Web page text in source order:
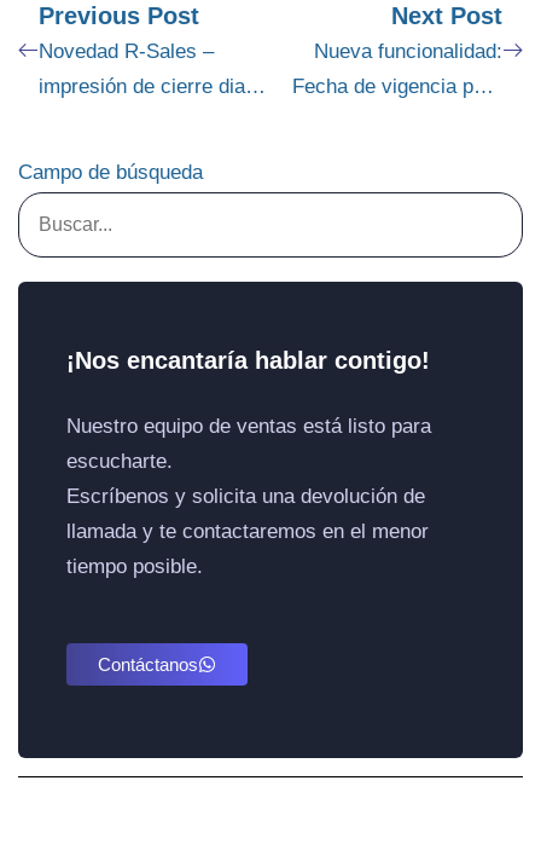
Previous Post
Novedad R-Sales –
impresión de cierre diario
Next Post
Nueva funcionalidad:
Fecha de vigencia para
Campo de búsqueda
¡Nos encantaría hablar contigo!
Nuestro equipo de ventas está listo para
escucharte.
Escríbenos y solicita una devolución de
llamada y te contactaremos en el menor
tiempo posible.
Contáctanos